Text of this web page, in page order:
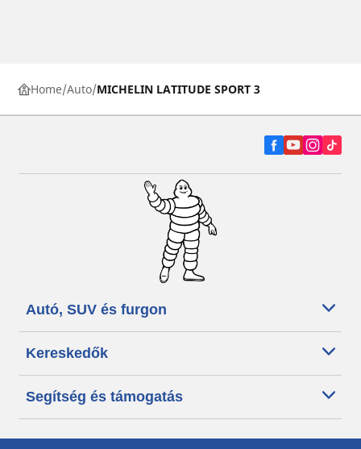
Home Auto MICHELIN LATITUDE SPORT 3
Autó, SUV és furgon
Kereskedők
Segítség és támogatás